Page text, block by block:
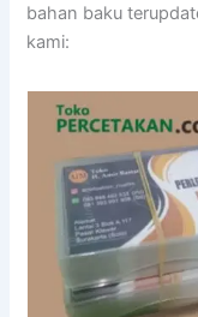
bahan baku
kami: